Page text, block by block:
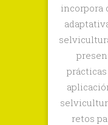
incorpora
retos